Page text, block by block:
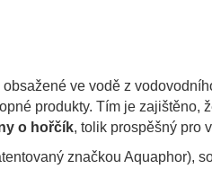
obsažené ve vodě z
produkty. Tím je zajištěno,
o hořčík, tolik prospěšný pro
značkou Aquaphor),